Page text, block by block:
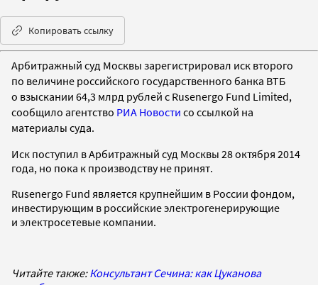
Копировать ссылку
Арбитражный суд Москвы зарегистрировал иск второго
по величине российского государственного банка ВТБ
о взыскании 64,3 млрд рублей с Rusenergo Fund Limited,
сообщило агентство РИА Новости со ссылкой на
материалы суда.
Иск поступил в Арбитражный суд Москвы 28 октября 2014
года, но пока к производству не принят.
Rusenergo Fund является крупнейшим в России фондом,
инвестирующим в российские электрогенерирующие
и электросетевые компании.
Читайте также:Консультант Сечина: как Цуканова